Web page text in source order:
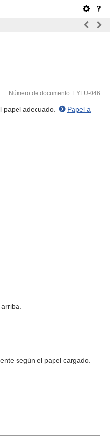
Número de documento: EYLU-046
adecuado.
Papel a
según el papel cargado.